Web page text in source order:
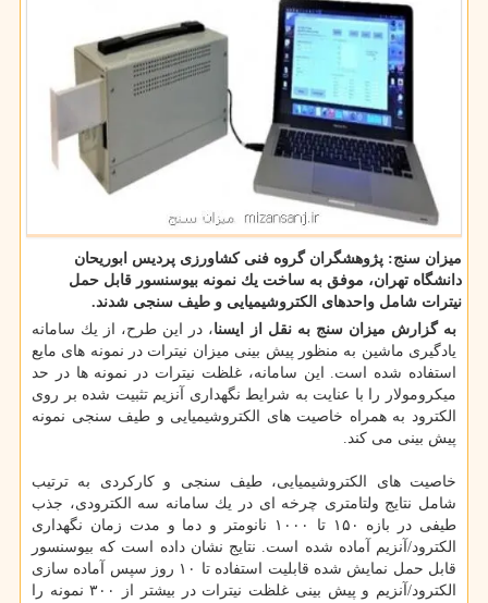
میزان سنج: پژوهشگران گروه فنی كشاورزی پردیس ابوریحان
دانشگاه تهران، موفق به ساخت یك نمونه بیوسنسور قابل حمل
نیترات شامل واحدهای الكتروشیمیایی و طیف سنجی شدند.
به گزارش میزان سنج به نقل از ایسنا، در این طرح، از یك سامانه
یادگیری ماشین به منظور پیش بینی میزان نیترات در نمونه های مایع
استفاده شده است. این سامانه، غلظت نیترات در نمونه ها در حد
میكرومولار را با عنایت به شرایط نگهداری آنزیم تثبیت شده بر روی
الكترود به همراه خاصیت های الكتروشیمیایی و طیف سنجی نمونه
پیش بینی می كند.
خاصیت های الكتروشیمیایی، طیف سنجی و كاركردی به ترتیب
شامل نتایج ولتامتری چرخه ای در یك سامانه سه الكترودی، جذب
طیفی در بازه ۱۵۰ تا ۱۰۰۰ نانومتر و دما و مدت زمان نگهداری
الكترود/آنزیم آماده شده است. نتایج نشان داده است كه بیوسنسور
قابل حمل نمایش شده قابلیت استفاده تا ۱۰ روز سپس آماده سازی
الكترود/آنزیم و پیش بینی غلظت نیترات در بیشتر از ۳۰۰ نمونه را